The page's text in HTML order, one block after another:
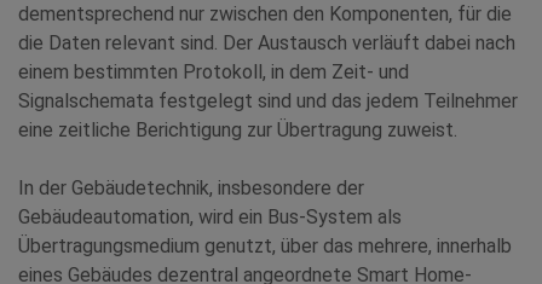
dementsprechend nur zwischen den Komponenten, für die
die Daten relevant sind. Der Austausch verläuft dabei nach
einem bestimmten Protokoll, in dem Zeit- und
Signalschemata festgelegt sind und das jedem Teilnehmer
eine zeitliche Berichtigung zur Übertragung zuweist.
In der Gebäudetechnik, insbesondere der
Gebäudeautomation, wird ein Bus-System als
Übertragungsmedium genutzt, über das mehrere, innerhalb
eines Gebäudes dezentral angeordnete Smart Home-